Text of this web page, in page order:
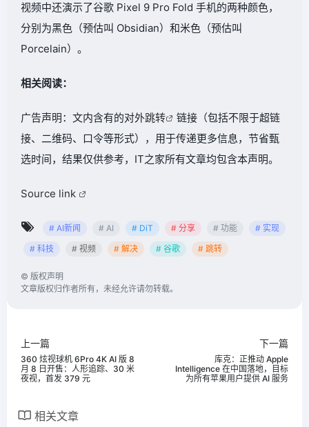
视频中还演示了谷歌 Pixel 9 Pro Fold 手机的两种颜色，
分别为黑色（预估叫 Obsidian）和米色（预估叫
Porcelain）。
相关阅读：
广告声明：文内含有的对外跳转
链接（包括不限于超链
接、二维码、口令等形式），用于传递更多信息，节省甄
选时间，结果仅供参考，IT之家所有文章均包含本声明。
Source link
# AI新闻 # AI # DiT # 分享 # 功能
# 实现
# 科技
# 视频 # 解决 # 谷歌 # 跳转
© 版权声明
文章版权归作者所有，未经允许请勿转载。
上一篇
360 炫视球机 6Pro 4K AI 版 8
月 8 日开售：人形追踪、30 米
夜视，首发 379 元
下一篇
库克：正推动 Apple
Intelligence 在中国落地，目标
为所有苹果用户提供 AI 服务
相关文章